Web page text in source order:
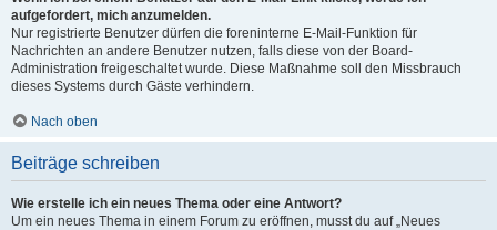
aufgefordert, mich anzumelden.
Nur registrierte Benutzer dürfen die foreninterne E-Mail-Funktion für
Nachrichten an andere Benutzer nutzen, falls diese von der Board-
Administration freigeschaltet wurde. Diese Maßnahme soll den Missbrauch
dieses Systems durch Gäste verhindern.
Nach oben
Beiträge schreiben
Wie erstelle ich ein neues Thema oder eine Antwort?
Um ein neues Thema in einem Forum zu eröffnen, musst du auf „Neues